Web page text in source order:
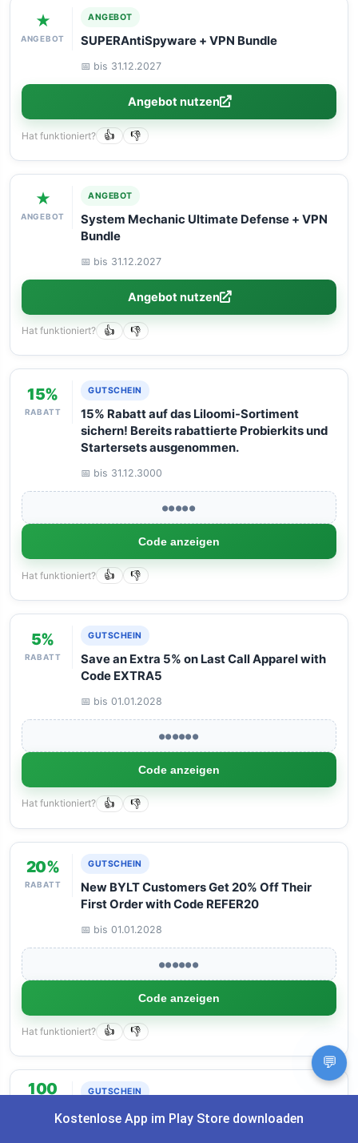
★
ANGEBOT
ANGEBOT
SUPERAntiSpyware + VPN Bundle
📅 bis 31.12.2027
Angebot nutzen
Hat funktioniert? 👍 👎
★
ANGEBOT
ANGEBOT
System Mechanic Ultimate Defense + VPN
Bundle
📅 bis 31.12.2027
Angebot nutzen
Hat funktioniert? 👍 👎
15%
RABATT
GUTSCHEIN
15% Rabatt auf das Liloomi-Sortiment
sichern! Bereits rabattierte Probierkits und
Startersets ausgenommen.
📅 bis 31.12.3000
●●●●●
Code anzeigen
Hat funktioniert? 👍 👎
5%
RABATT
GUTSCHEIN
Save an Extra 5% on Last Call Apparel with
Code EXTRA5
📅 bis 01.01.2028
●●●●●●
Code anzeigen
Hat funktioniert? 👍 👎
20%
RABATT
GUTSCHEIN
New BYLT Customers Get 20% Off Their
First Order with Code REFER20
📅 bis 01.01.2028
●●●●●●
Code anzeigen
Hat funktioniert? 👍 👎
100
SPAREN
GUTSCHEIN
Spare bis zu 100€ auf das Hochbeet-
💬
Kostenlose App im Play Store downloaden